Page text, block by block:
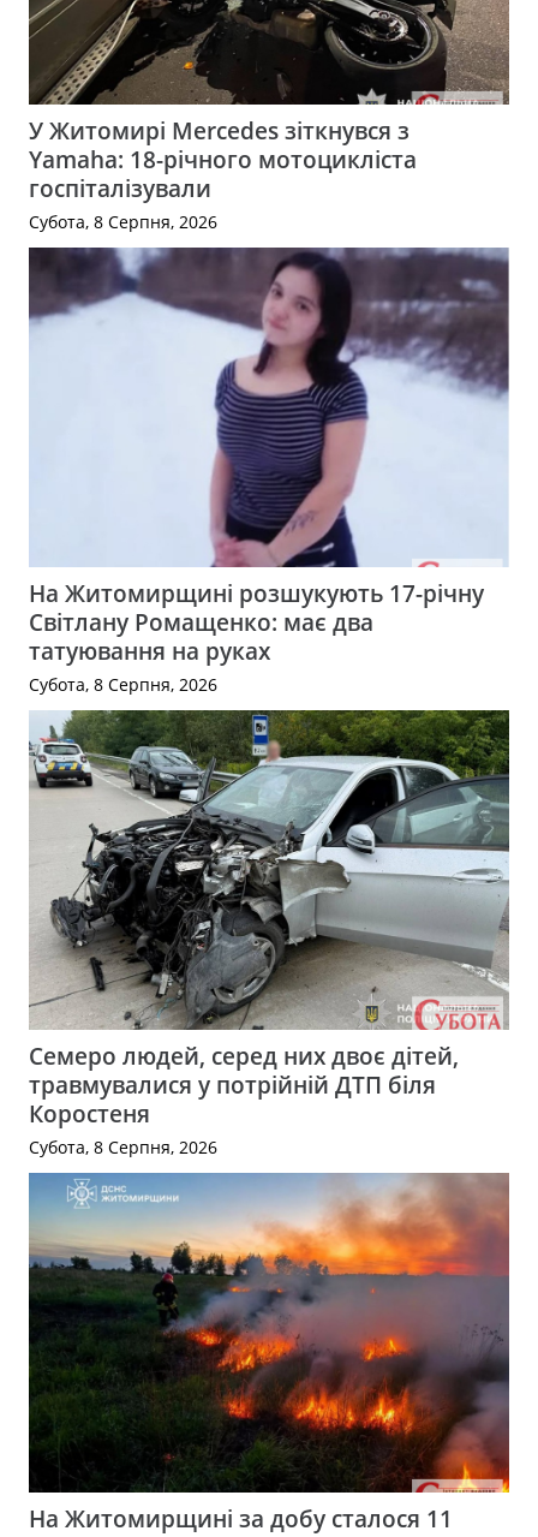
У Житомирі Mercedes зіткнувся з
Yamaha: 18-річного мотоцикліста
госпіталізували
Субота, 8 Серпня, 2026
На Житомирщині розшукують 17-річну
Світлану Ромащенко: має два
татуювання на руках
Субота, 8 Серпня, 2026
Семеро людей, серед них двоє дітей,
травмувалися у потрійній ДТП біля
Коростеня
Субота, 8 Серпня, 2026
На Житомирщині за добу сталося 11